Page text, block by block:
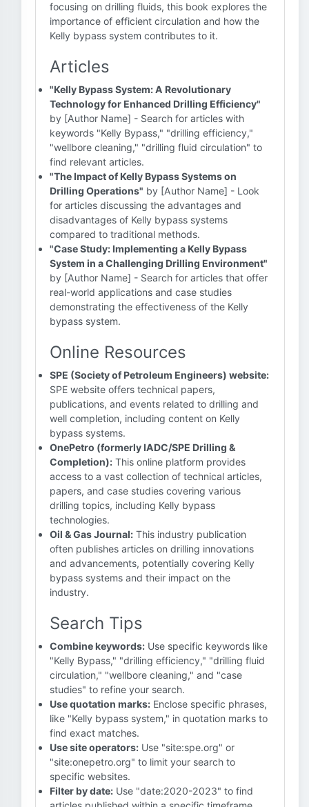
focusing on drilling fluids, this book explores the
importance of efficient circulation and how the
Kelly bypass system contributes to it.
Articles
"Kelly Bypass System: A Revolutionary
Technology for Enhanced Drilling Efficiency"
by [Author Name] - Search for articles with
keywords "Kelly Bypass," "drilling efficiency,"
"wellbore cleaning," "drilling fluid circulation" to
find relevant articles.
"The Impact of Kelly Bypass Systems on
Drilling Operations" by [Author Name] - Look
for articles discussing the advantages and
disadvantages of Kelly bypass systems
compared to traditional methods.
"Case Study: Implementing a Kelly Bypass
System in a Challenging Drilling Environment"
by [Author Name] - Search for articles that offer
real-world applications and case studies
demonstrating the effectiveness of the Kelly
bypass system.
Online Resources
SPE (Society of Petroleum Engineers) website:
SPE website offers technical papers,
publications, and events related to drilling and
well completion, including content on Kelly
bypass systems.
OnePetro (formerly IADC/SPE Drilling &
Completion): This online platform provides
access to a vast collection of technical articles,
papers, and case studies covering various
drilling topics, including Kelly bypass
technologies.
Oil & Gas Journal: This industry publication
often publishes articles on drilling innovations
and advancements, potentially covering Kelly
bypass systems and their impact on the
industry.
Search Tips
Combine keywords: Use specific keywords like
"Kelly Bypass," "drilling efficiency," "drilling fluid
circulation," "wellbore cleaning," and "case
studies" to refine your search.
Use quotation marks: Enclose specific phrases,
like "Kelly bypass system," in quotation marks to
find exact matches.
Use site operators: Use "site:spe.org" or
"site:onepetro.org" to limit your search to
specific websites.
Filter by date: Use "date:2020-2023" to find